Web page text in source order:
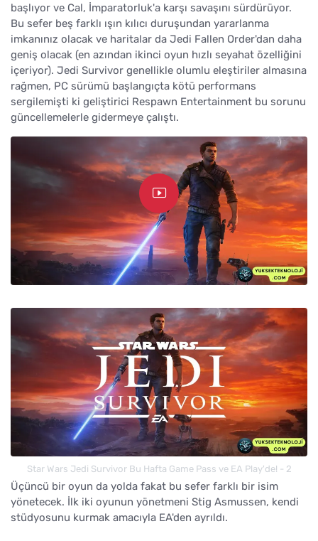
başlıyor ve Cal, İmparatorluk'a karşı savaşını sürdürüyor.
Bu sefer beş farklı ışın kılıcı duruşundan yararlanma
imkanınız olacak ve haritalar da Jedi Fallen Order'dan daha
geniş olacak (en azından ikinci oyun hızlı seyahat özelliğini
içeriyor). Jedi Survivor genellikle olumlu eleştiriler almasına
rağmen, PC sürümü başlangıçta kötü performans
sergilemişti ki geliştirici Respawn Entertainment bu sorunu
güncellemelerle gidermeye çalıştı.
Star Wars Jedi Survivor Bu Hafta Game Pass ve EA Play'de! - 2
Üçüncü bir oyun da yolda fakat bu sefer farklı bir isim
yönetecek. İlk iki oyunun yönetmeni Stig Asmussen, kendi
stüdyosunu kurmak amacıyla EA'den ayrıldı.